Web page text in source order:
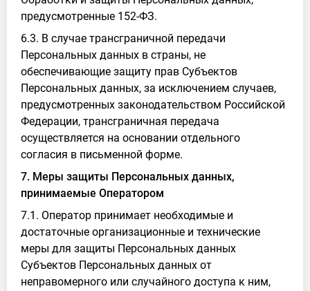
предусмотренные 152-ФЗ.
6.3. В случае трансграничной передачи
Персональных данных в страны, не
обеспечивающие защиту прав Субъектов
Персональных данных, за исключением случаев,
предусмотренных законодательством Российской
Федерации, трансграничная передача
осуществляется на основании отдельного
согласия в письменной форме.
7. Меры защиты Персональных данных,
принимаемые Оператором
7.1. Оператор принимает необходимые и
достаточные организационные и технические
меры для защиты Персональных данных
Субъектов Персональных данных от
неправомерного или случайного доступа к ним,